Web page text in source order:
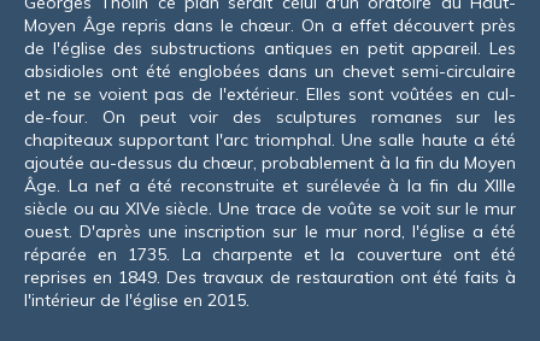
Moyen Âge repris dans le chœur. On a effet découvert près
de l'église des substructions antiques en petit appareil. Les
absidioles ont été englobées dans un chevet semi-circulaire
et ne se voient pas de l'extérieur. Elles sont voûtées en cul-
de-four. On peut voir des sculptures romanes sur les
chapiteaux supportant l'arc triomphal. Une salle haute a été
ajoutée au-dessus du chœur, probablement à la fin du Moyen
Âge. La nef a été reconstruite et surélevée à la fin du XIIIe
siècle ou au XIVe siècle. Une trace de voûte se voit sur le mur
ouest. D'après une inscription sur le mur nord, l'église a été
réparée en 1735. La charpente et la couverture ont été
reprises en 1849. Des travaux de restauration ont été faits à
l'intérieur de l'église en 2015.